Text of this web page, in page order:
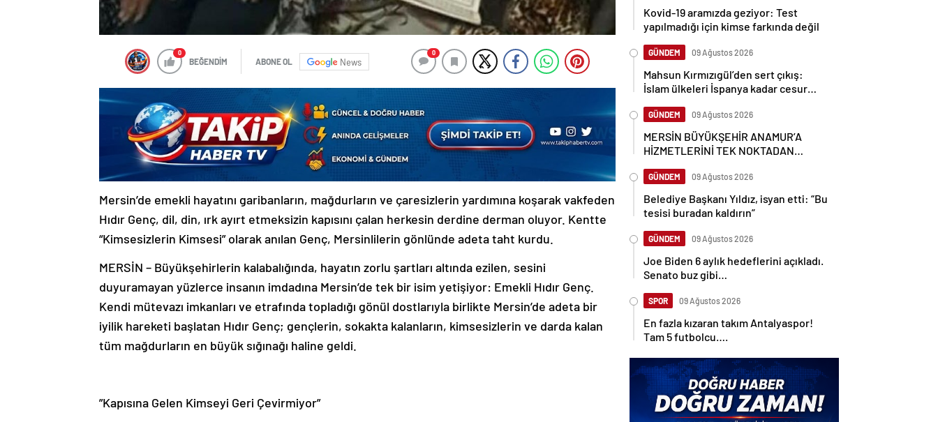
0
BEĞENDİM ABONE OL News
0
Mersin’de emekli hayatını garibanların, mağdurların ve çaresizlerin yardımına koşarak vakfeden
Hıdır Genç, dil, din, ırk ayırt etmeksizin kapısını çalan herkesin derdine derman oluyor. Kentte
“Kimsesizlerin Kimsesi” olarak anılan Genç, Mersinlilerin gönlünde adeta taht kurdu.
​MERSİN – Büyükşehirlerin kalabalığında, hayatın zorlu şartları altında ezilen, sesini
duyuramayan yüzlerce insanın imdadına Mersin’de tek bir isim yetişiyor: Emekli Hıdır Genç.
Kendi mütevazı imkanları ve etrafında topladığı gönül dostlarıyla birlikte Mersin’de adeta bir
iyilik hareketi başlatan Hıdır Genç; gençlerin, sokakta kalanların, kimsesizlerin ve darda kalan
tüm mağdurların en büyük sığınağı haline geldi.
​”Kapısına Gelen Kimseyi Geri Çevirmiyor”
Kovid-19 aramızda geziyor: Test
yapılmadığı için kimse farkında değil
GÜNDEM 09 Ağustos 2026
Mahsun Kırmızıgül’den sert çıkış:
İslam ülkeleri İspanya kadar cesur
GÜNDEM 09 Ağustos 2026
MERSİN BÜYÜKŞEHİR ANAMUR’A
HİZMETLERİNİ TEK NOKTADAN
GÜNDEM 09 Ağustos 2026
Belediye Başkanı Yıldız, isyan etti: “Bu
tesisi buradan kaldırın”
GÜNDEM 09 Ağustos 2026
Joe Biden 6 aylık hedeflerini açıkladı.
Senato buz gibi…
SPOR 09 Ağustos 2026
En fazla kızaran takım Antalyaspor!
Tam 5 futbolcu….